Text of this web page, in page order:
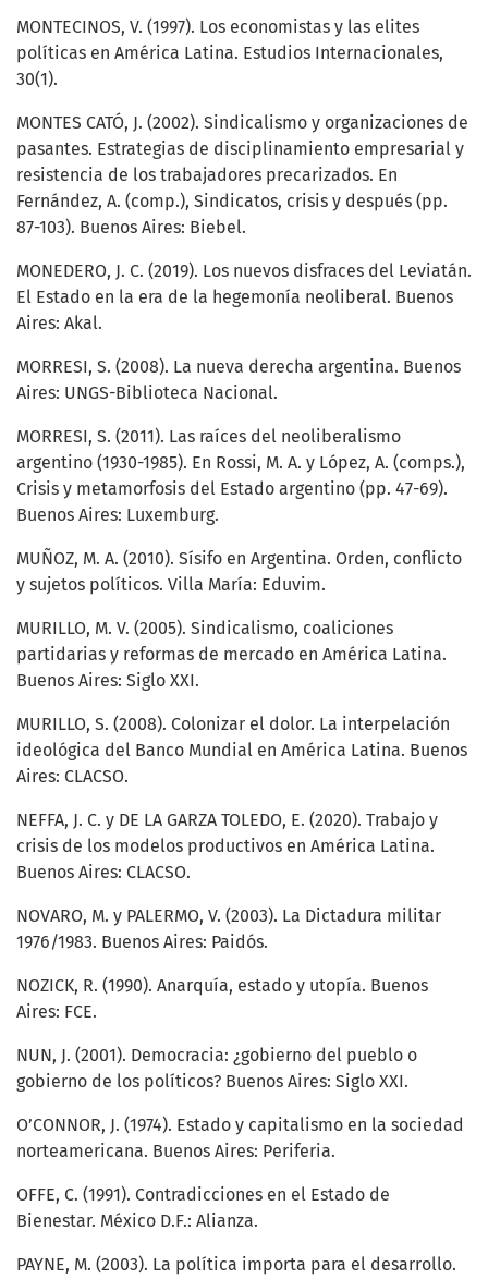
MONTECINOS, V. (1997). Los economistas y las elites
políticas en América Latina. Estudios Internacionales,
30(1).
MONTES CATÓ, J. (2002). Sindicalismo y organizaciones de
pasantes. Estrategias de disciplinamiento empresarial y
resistencia de los trabajadores precarizados. En
Fernández, A. (comp.), Sindicatos, crisis y después (pp.
87-103). Buenos Aires: Biebel.
MONEDERO, J. C. (2019). Los nuevos disfraces del Leviatán.
El Estado en la era de la hegemonía neoliberal. Buenos
Aires: Akal.
MORRESI, S. (2008). La nueva derecha argentina. Buenos
Aires: UNGS-Biblioteca Nacional.
MORRESI, S. (2011). Las raíces del neoliberalismo
argentino (1930-1985). En Rossi, M. A. y López, A. (comps.),
Crisis y metamorfosis del Estado argentino (pp. 47-69).
Buenos Aires: Luxemburg.
MUÑOZ, M. A. (2010). Sísifo en Argentina. Orden, conflicto
y sujetos políticos. Villa María: Eduvim.
MURILLO, M. V. (2005). Sindicalismo, coaliciones
partidarias y reformas de mercado en América Latina.
Buenos Aires: Siglo XXI.
MURILLO, S. (2008). Colonizar el dolor. La interpelación
ideológica del Banco Mundial en América Latina. Buenos
Aires: CLACSO.
NEFFA, J. C. y DE LA GARZA TOLEDO, E. (2020). Trabajo y
crisis de los modelos productivos en América Latina.
Buenos Aires: CLACSO.
NOVARO, M. y PALERMO, V. (2003). La Dictadura militar
1976/1983. Buenos Aires: Paidós.
NOZICK, R. (1990). Anarquía, estado y utopía. Buenos
Aires: FCE.
NUN, J. (2001). Democracia: ¿gobierno del pueblo o
gobierno de los políticos? Buenos Aires: Siglo XXI.
O’CONNOR, J. (1974). Estado y capitalismo en la sociedad
norteamericana. Buenos Aires: Periferia.
OFFE, C. (1991). Contradicciones en el Estado de
Bienestar. México D.F.: Alianza.
PAYNE, M. (2003). La política importa para el desarrollo.